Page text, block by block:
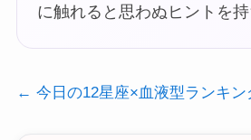
に触れると思わぬヒントを持
← 今日の12星座×血液型ランキン